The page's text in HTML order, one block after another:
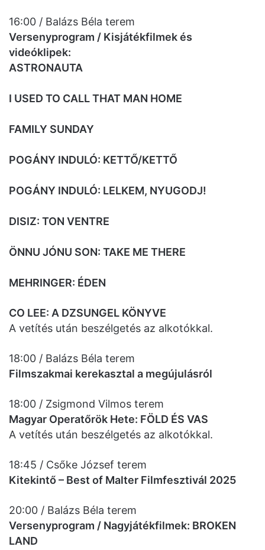
16:00 / Balázs Béla terem
Versenyprogram / Kisjátékfilmek és
videóklipek:
ASTRONAUTA
I USED TO CALL THAT MAN HOME
FAMILY SUNDAY
POGÁNY INDULÓ: KETTŐ/KETTŐ
POGÁNY INDULÓ: LELKEM, NYUGODJ!
DISIZ: TON VENTRE
ÖNNU JÓNU SON: TAKE ME THERE
MEHRINGER: ÉDEN
CO LEE: A DZSUNGEL KÖNYVE
A vetítés után beszélgetés az alkotókkal.
18:00 / Balázs Béla terem
Filmszakmai kerekasztal a megújulásról
18:00 / Zsigmond Vilmos terem
Magyar Operatőrök Hete: FÖLD ÉS VAS
A vetítés után beszélgetés az alkotókkal.
18:45 / Csőke József terem
Kitekintő – Best of Malter Filmfesztivál 2025
20:00 / Balázs Béla terem
Versenyprogram / Nagyjátékfilmek: BROKEN
LAND